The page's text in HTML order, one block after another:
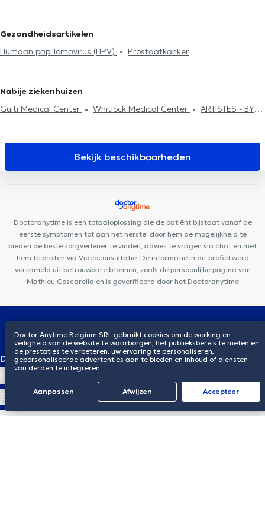
ongemakken
Urinaire incontinentie
papillomavirus (HPV)
Gezondheidsartikelen
Humaan papillomavirus (HPV)
Prostaatkanker
Nabije ziekenhuizen
Guiti Medical Center
Whitlock Medical Center
ARTISTES - BY
Cabinet du Docteur Pléros
Groupe Médical du Cinquantenaire
Centre Saint-Henri
CP3 Motion Rehab (MoRe)
Minerva Med
I Care Center Centre Adem
Bekijk beschikbaarheden
Doctoranytime is een totaaloplossing die de patiënt bijstaat vanaf de
eerste symptomen tot aan het herstel door hem de mogelijkheid te
bieden de beste zorgverlener te vinden, advies te vragen via chat en met
hem te praten via Videoconsultatie. De informatie in dit profiel werd
verzameld uit betrouwbare bronnen, zoals de persoonlijke pagina van
Mathieu Coscarella en is geverifieerd door het Doctoranytime
Download de app
Regio's
Specialiteiten
Zoeken op
Doctor Anytime Belgium SRL gebruikt cookies om de werking en
veiligheid van de website te waarborgen, het publieksbereik te meten en
de prestaties te verbeteren, uw ervaring te personaliseren,
gepersonaliseerde advertenties aan te bieden en inhoud of diensten
van derden te integreren.
Aanpassen Afwijzen Αccepteer